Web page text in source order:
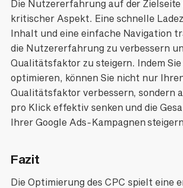
Die Nutzererfahrung auf der
kritischer Aspekt. Eine schnelle
Inhalt und eine einfache Navigation
die Nutzererfahrung zu verbessern
Qualitätsfaktor zu steigern. Indem Sie
optimieren, können Sie nicht nur
Qualitätsfaktor verbessern, sondern
pro Klick effektiv senken und die
Ihrer Google Ads-Kampagnen
Fazit
Die Optimierung des CPC spielt eine